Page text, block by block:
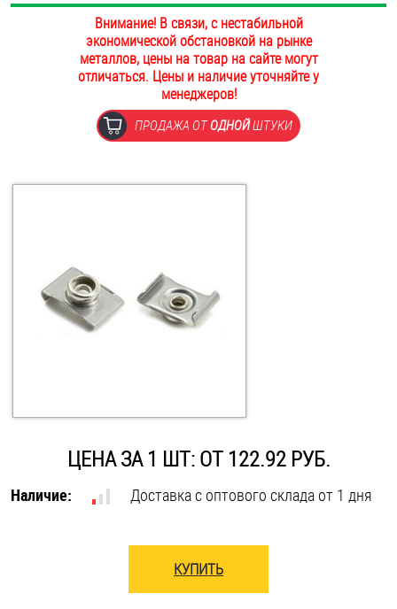
ОПЛАТА И ДОСТАВКА
НАШИ МАГАЗИНЫ
Инструмент
Крюки, кольца с метрической резьбой
Пробки
Стопорные кольца
Внимание! В связи, с нестабильной
экономической обстановкой на рынке
металлов, цены на товар на сайте могут
отличаться. Цены и наличие уточняйте у
менеджеров!
ПРОДАЖА ОТОДНОЙШТУКИ
ЦЕНА ЗА 1 ШТ: ОТ 122.92 РУБ.
Наличие: Доставка с оптового склада от 1 дня
КУПИТЬ